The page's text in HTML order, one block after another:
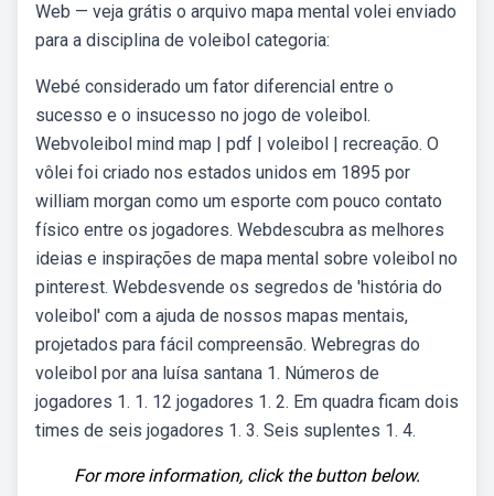
Web — veja grátis o arquivo mapa mental volei enviado
para a disciplina de voleibol categoria:
Webé considerado um fator diferencial entre o
sucesso e o insucesso no jogo de voleibol.
Webvoleibol mind map | pdf | voleibol | recreação. O
vôlei foi criado nos estados unidos em 1895 por
william morgan como um esporte com pouco contato
físico entre os jogadores. Webdescubra as melhores
ideias e inspirações de mapa mental sobre voleibol no
pinterest. Webdesvende os segredos de 'história do
voleibol' com a ajuda de nossos mapas mentais,
projetados para fácil compreensão. Webregras do
voleibol por ana luísa santana 1. Números de
jogadores 1. 1. 12 jogadores 1. 2. Em quadra ficam dois
times de seis jogadores 1. 3. Seis suplentes 1. 4.
For more information, click the button below.